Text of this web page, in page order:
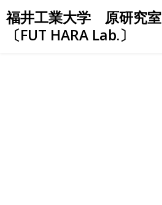
Skip
to
content
福井工業大学 原研究室
〔FUT HARA Lab.〕